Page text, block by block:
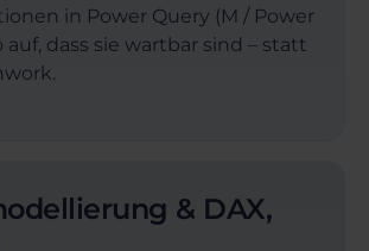
in Power Query (M / Power
auf, dass sie wartbar sind – statt
& DAX,